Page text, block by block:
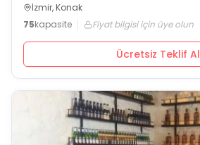
İzmir, Konak
75kapasite Fiyat bilgisi için üye olun
Ücretsiz Teklif Al